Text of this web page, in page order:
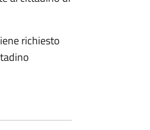
richiesto